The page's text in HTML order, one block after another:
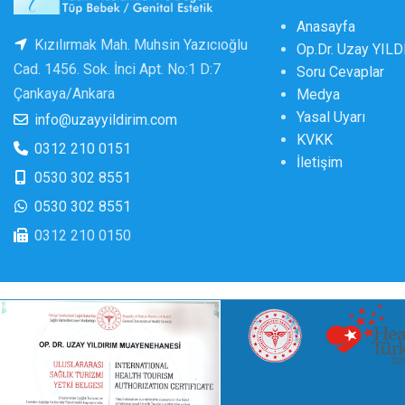
Kızılırmak Mah. Muhsin Yazıcıoğlu
Cad. 1456. Sok. İnci Apt. No:1 D:7
Çankaya/Ankara
info@uzayyildirim.com
0312 210 0151
0530 302 8551
0530 302 8551
0312 210 0150
Anasayfa
Op.Dr. Uzay
Soru Cevaplar
Medya
Yasal Uyarı
KVKK
İletişim